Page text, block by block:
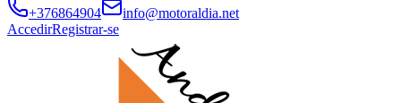
+376864904
info@motoraldia.net
AccedirRegistrar-se